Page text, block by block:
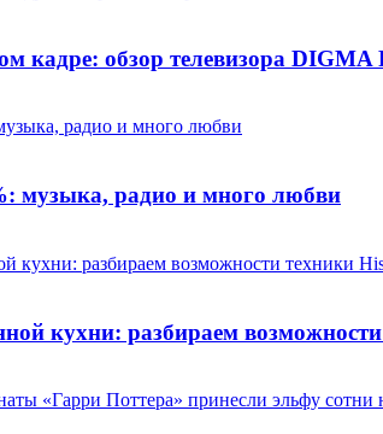
кадре: обзор телевизора
музыка, радио и много любви
кухни: разбираем возможности